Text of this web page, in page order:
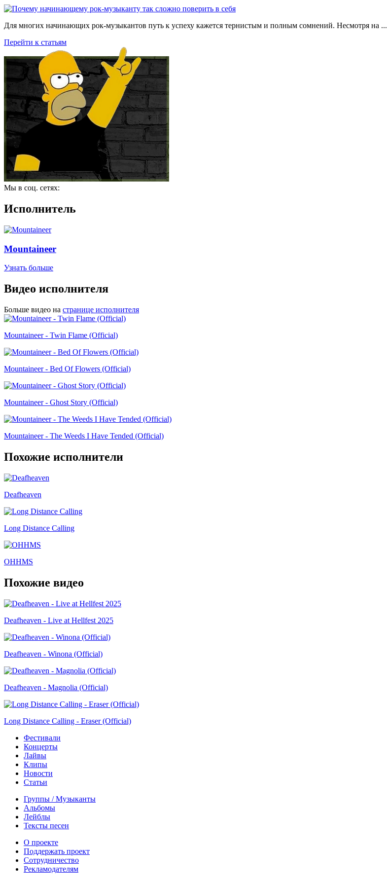
Для многих начинающих рок-музыкантов путь к успеху кажется тернистым и полным сомнений. Несмотря на ...
Перейти к статьям
Мы в соц. сетях:
Исполнитель
Mountaineer
Узнать больше
Видео исполнителя
Больше видео на странице исполнителя
Mountaineer - Twin Flame (Official)
Mountaineer - Bed Of Flowers (Official)
Mountaineer - Ghost Story (Official)
Mountaineer - The Weeds I Have Tended (Official)
Похожие исполнители
Deafheaven
Long Distance Calling
OHHMS
Похожие видео
Deafheaven - Live at Hellfest 2025
Deafheaven - Winona (Official)
Deafheaven - Magnolia (Official)
Long Distance Calling - Eraser (Official)
Фестивали
Концерты
Лайвы
Клипы
Новости
Статьи
Группы / Музыканты
Альбомы
Лейблы
Тексты песен
О проекте
Поддержать проект
Сотрудничество
Рекламодателям